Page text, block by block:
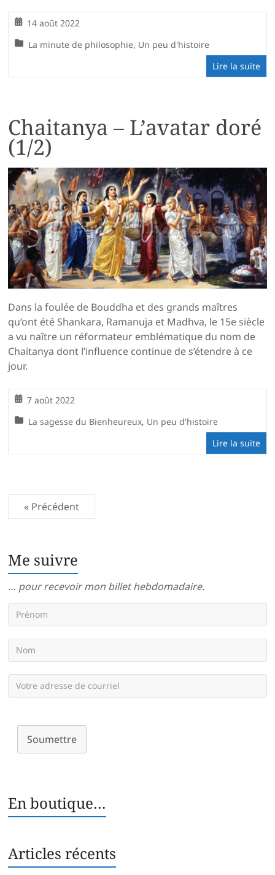
14 août 2022
La minute de philosophie, Un peu d'histoire
Lire la suite
Chaitanya – L’avatar doré
(1/2)
Dans la foulée de Bouddha et des grands maîtres
qu’ont été Shankara, Ramanuja et Madhva, le 15e siècle
a vu naître un réformateur emblématique du nom de
Chaitanya dont l’influence continue de s’étendre à ce
jour.
7 août 2022
La sagesse du Bienheureux, Un peu d'histoire
Lire la suite
« Précédent
Me suivre
… pour recevoir mon billet hebdomadaire.
Soumettre
En boutique…
Articles récents